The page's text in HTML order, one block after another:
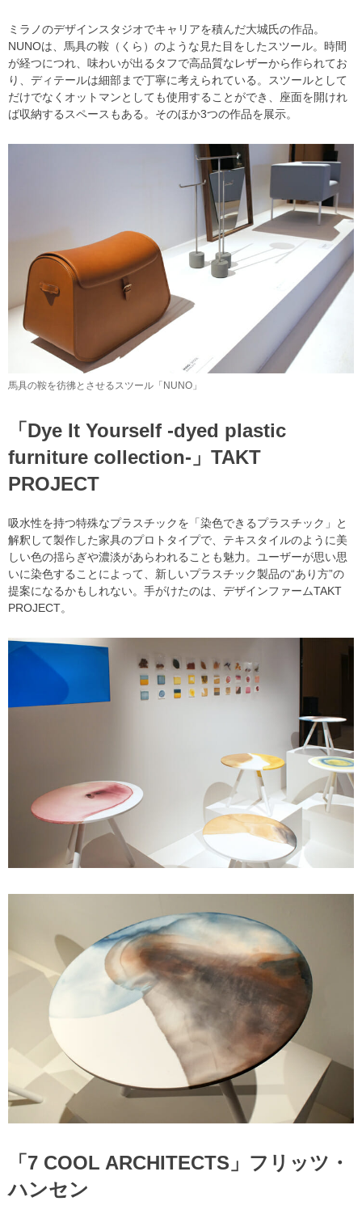
ミラノのデザインスタジオでキャリアを積んだ大城氏の作品。
NUNOは、馬具の鞍（くら）のような見た目をしたスツール。時間
が経つにつれ、味わいが出るタフで高品質なレザーから作られてお
り、ディテールは細部まで丁寧に考えられている。スツールとして
だけでなくオットマンとしても使用することができ、座面を開けれ
ば収納するスペースもある。そのほか3つの作品を展示。
馬具の鞍を彷彿とさせるスツール「NUNO」
「Dye It Yourself -dyed plastic
furniture collection-」TAKT
PROJECT
吸水性を持つ特殊なプラスチックを「染色できるプラスチック」と
解釈して製作した家具のプロトタイプで、テキスタイルのように美
しい色の揺らぎや濃淡があらわれることも魅力。ユーザーが思い思
いに染色することによって、新しいプラスチック製品の“あり方”の
提案になるかもしれない。手がけたのは、デザインファームTAKT
PROJECT。
「7 COOL ARCHITECTS」フリッツ・
ハンセン